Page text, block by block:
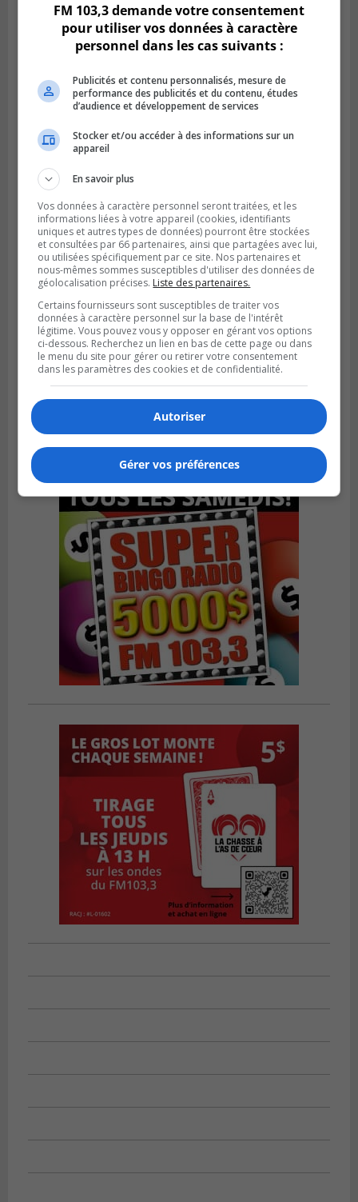
Publié le 1 août 2026 à 16h03
Le Festival Kaput propose des activités
récupératrices
LONGUEUIL
Publié le 31 juillet 2026 à 09h28
Alexandre Da Costa s’en va diriger au
Mexique
FM 103,3 demande votre consentement
pour utiliser vos données à caractère
personnel dans les cas suivants :
Publicités et contenu personnalisés, mesure de
performance des publicités et du contenu, études
d’audience et développement de services
Stocker et/ou accéder à des informations sur un
appareil
En savoir plus
Vos données à caractère personnel seront traitées, et les
informations liées à votre appareil (cookies, identifiants
uniques et autres types de données) pourront être stockées
et consultées par 66 partenaires, ainsi que partagées avec lui,
ou utilisées spécifiquement par ce site. Nos partenaires et
nous-mêmes sommes susceptibles d'utiliser des données de
géolocalisation précises. Liste des partenaires.
Certains fournisseurs sont susceptibles de traiter vos
données à caractère personnel sur la base de l'intérêt
légitime. Vous pouvez vous y opposer en gérant vos options
ci-dessous. Recherchez un lien en bas de cette page ou dans
le menu du site pour gérer ou retirer votre consentement
dans les paramètres des cookies et de confidentialité.
Autoriser
Gérer vos préférences